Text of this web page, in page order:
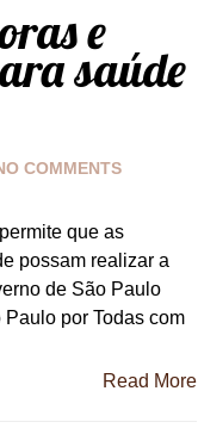
e
saúde
COMMENTS
que as
possam realizar a
de São Paulo
por Todas com
Read More